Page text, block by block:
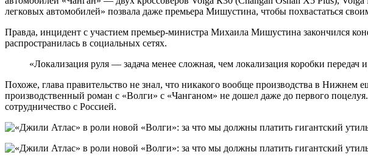
легковых автомобилей» позвала даже премьера Мишустина, чтобы похвастаться
Правда, инцидент с участием премьер-министра Михаила Мишустина закончился
распространилась в социальных сетях.
«Локализация руля — задача менее сложная, чем локализация коробки
Похоже, глава правительство не знал, что никакого вообще производства в
производственный роман с «Волги» с «Чанганом» не дошел даже до первого
сотрудничество с Россией.